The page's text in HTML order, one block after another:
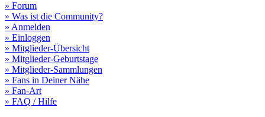
» Forum
» Was ist die Community?
» Anmelden
» Einloggen
» Mitglieder-Übersicht
» Mitglieder-Geburtstage
» Mitglieder-Sammlungen
» Fans in Deiner Nähe
» Fan-Art
» FAQ / Hilfe